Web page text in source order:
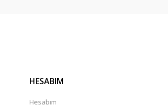
HESABIM
Hesabım